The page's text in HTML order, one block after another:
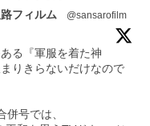
フィルム
@sansarofilm
る『軍服を着た神
りきらないだけなので
号では、